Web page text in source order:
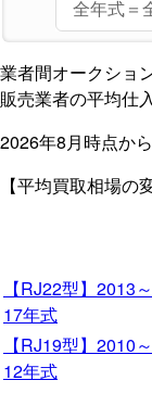
業者間オークショ
販売業者の平均仕
2026年8月時点から
【平均買取相場の
【RJ22型】2013～
17年式
【RJ19型】2010～
12年式